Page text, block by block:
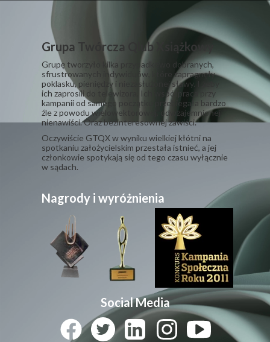
poklasku, pieniędzy i niezasłużonej sławy. I żeby
ich zaprosili do telewizora. Ich współpraca przy
kampanii od samego początku przebiegała bardzo
źle z powodu wielowektorowej, odwzajemnionej
nienawiści. Oraz bezinteresownej zawiści.
​Oczywiście GTQX w wyniku wielkiej kłótni na
spotkaniu założycielskim przestała istnieć, a jej
członkowie spotykają się od tego czasu wyłącznie
w sądach.
Social Media
Nagrody i wyróżnienia
© Wszelkie prawa zastrzeżone. Nie czytasz?
Nie idę z Tobą do łóżka!